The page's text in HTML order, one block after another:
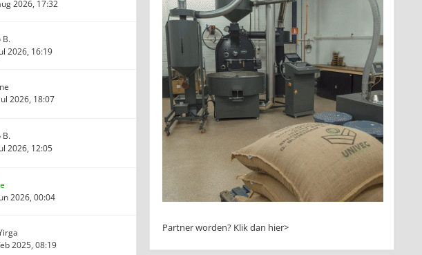
2026, 17:32
B.
2026, 16:19
2026, 18:07
B.
2026, 12:05
2026, 00:04
2025, 08:19
Partner worden? Klik dan hier>